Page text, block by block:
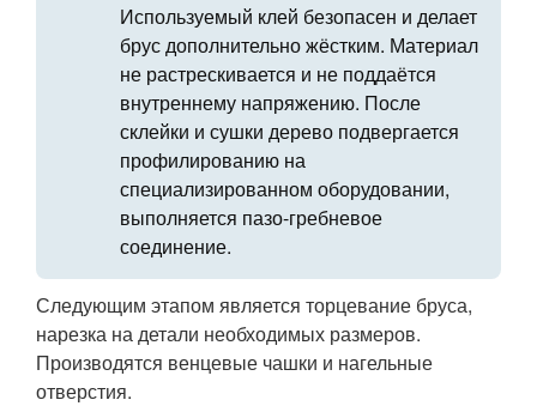
Используемый клей безопасен и делает
брус дополнительно жёстким. Материал
не растрескивается и не поддаётся
внутреннему напряжению. После
склейки и сушки дерево подвергается
профилированию на
специализированном оборудовании,
выполняется пазо-гребневое
соединение.
Следующим этапом является торцевание бруса,
нарезка на детали необходимых размеров.
Производятся венцевые чашки и нагельные
отверстия.